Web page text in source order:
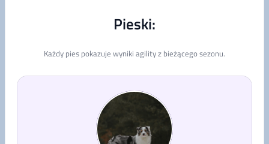
Pieski:
Każdy pies pokazuje wyniki agility z bieżącego sezonu.